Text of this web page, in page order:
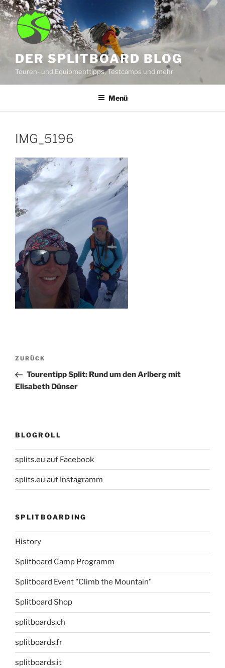
Zum
Inhalt
springen
DER SPLITBOARD BLOG
Touren- und Equipmenttipps, Testcamps und mehr
Menü
IMG_5196
Beitragsnavigation
Vorheriger
Beitrag
ZURÜCK
Tourentipp Split: Rund um den Arlberg mit
Elisabeth Dünser
BLOGROLL
splits.eu auf Facebook
splits.eu auf Instagramm
SPLITBOARDING
History
Splitboard Camp Programm
Splitboard Event "Climb the Mountain"
Splitboard Shop
splitboards.ch
splitboards.fr
splitboards.it